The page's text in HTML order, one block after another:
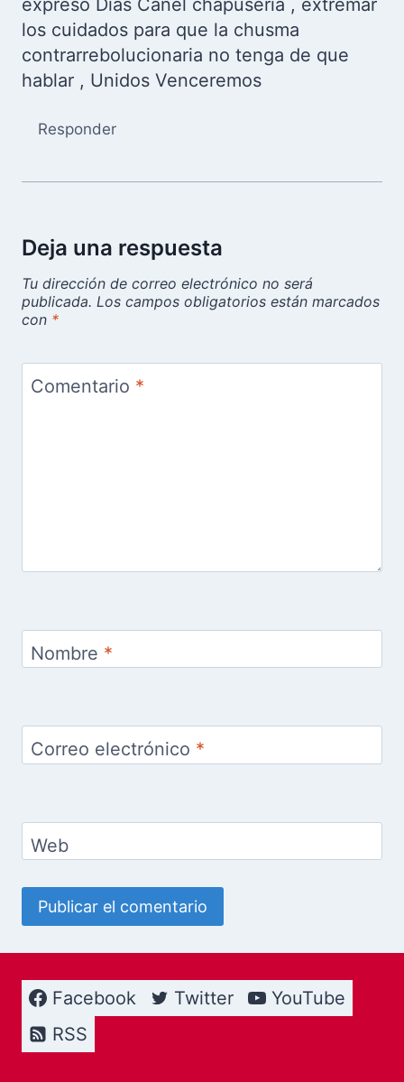
expreso Días Canel chapuseria , extremar
los cuidados para que la chusma
contrarrebolucionaria no tenga de que
hablar , Unidos Venceremos
Responder
Deja una respuesta
Tu dirección de correo electrónico no será
publicada. Los campos obligatorios están marcados
con *
Comentario *
Nombre *
Correo electrónico *
Web
Facebook Twitter
YouTube
RSS